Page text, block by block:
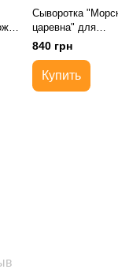
Сыворотка
царевна" для
комплексного
увлажнения и
лифтинга с
840 грн
Купить